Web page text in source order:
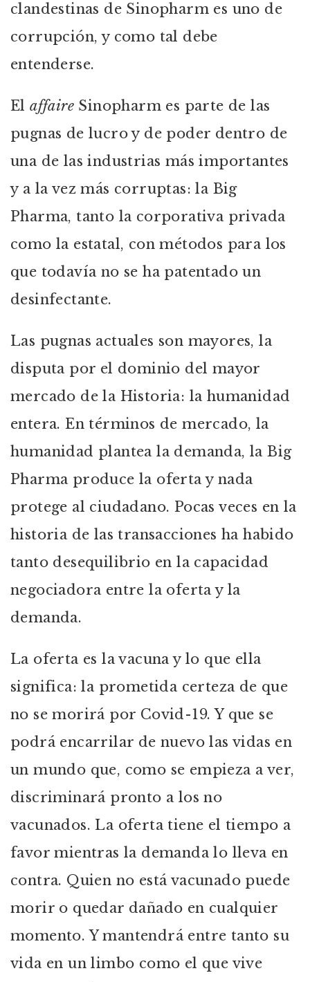
clandestinas de Sinopharm es uno de
corrupción, y como tal debe
entenderse.
Elaffaire Sinopharm es parte de las
pugnas de lucro y de poder dentro de
una de las industrias más importantes
y a la vez más corruptas: la Big
Pharma, tanto la corporativa privada
como la estatal, con métodos para los
que todavía no se ha patentado un
desinfectante.
Las pugnas actuales son mayores, la
disputa por el dominio del mayor
mercado de la Historia: la humanidad
entera. En términos de mercado, la
humanidad plantea la demanda, la Big
Pharma produce la oferta y nada
protege al ciudadano. Pocas veces en la
historia de las transacciones ha habido
tanto desequilibrio en la capacidad
negociadora entre la oferta y la
demanda.
La oferta es la vacuna y lo que ella
significa: la prometida certeza de que
no se morirá por Covid-19. Y que se
podrá encarrilar de nuevo las vidas en
un mundo que, como se empieza a ver,
discriminará pronto a los no
vacunados. La oferta tiene el tiempo a
favor mientras la demanda lo lleva en
contra. Quien no está vacunado puede
morir o quedar dañado en cualquier
momento. Y mantendrá entre tanto su
vida en un limbo como el que vive